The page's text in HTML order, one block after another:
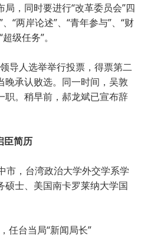
，同时要进行“改革委员会”四
“两岸论述”、“青年参与”、“财
级任务”。
导人选举举行投票，得票第二
晚承认败选。同一时间，吴敦
职。稍早前，郝龙斌已宣布辞
臣简历
市，台湾政治大学外交学系学
士、美国南卡罗莱纳大学国
任台当局“新闻局长”